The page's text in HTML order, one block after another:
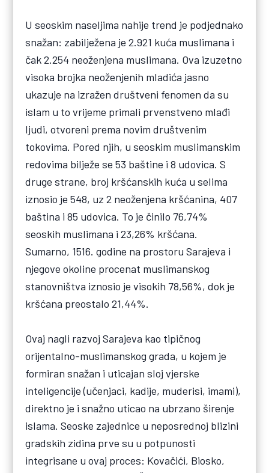
U seoskim naseljima nahije trend je podjednako
snažan: zabilježena je 2.921 kuća muslimana i
čak 2.254 neoženjena muslimana. Ova izuzetno
visoka brojka neoženjenih mladića jasno
ukazuje na izražen društveni fenomen da su
islam u to vrijeme primali prvenstveno mlađi
ljudi, otvoreni prema novim društvenim
tokovima. Pored njih, u seoskim muslimanskim
redovima bilježe se 53 baštine i 8 udovica. S
druge strane, broj kršćanskih kuća u selima
iznosio je 548, uz 2 neoženjena kršćanina, 407
baština i 85 udovica. To je činilo 76,74%
seoskih muslimana i 23,26% kršćana.
Sumarno, 1516. godine na prostoru Sarajeva i
njegove okoline procenat muslimanskog
stanovništva iznosio je visokih 78,56%, dok je
kršćana preostalo 21,44%.
Ovaj nagli razvoj Sarajeva kao tipičnog
orijentalno-muslimanskog grada, u kojem je
formiran snažan i uticajan sloj vjerske
inteligencije (učenjaci, kadije, muderisi, imami),
direktno je i snažno uticao na ubrzano širenje
islama. Seoske zajednice u neposrednoj blizini
gradskih zidina prve su u potpunosti
integrisane u ovaj proces: Kovačići, Biosko,